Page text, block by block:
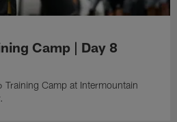
Camp | Day 8
Camp at Intermountain